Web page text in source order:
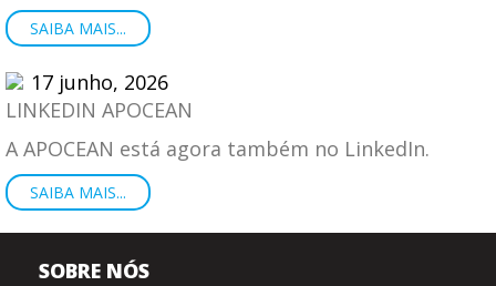
SAIBA MAIS...
17 junho, 2026
LINKEDIN APOCEAN
A APOCEAN está agora também no LinkedIn.
SAIBA MAIS...
SOBRE NÓS